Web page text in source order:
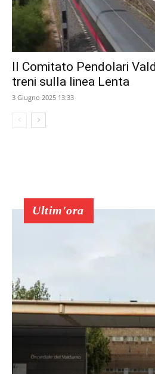
Il Comitato Pendolari
treni sulla linea Lenta
3 Giugno 2025 13:33
Ultim'ora